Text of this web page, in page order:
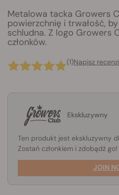
Metalowa tacka Growers
powierzchnię i trwałość,
schludna. Z logo Growers
członków.
(1)Napisz
Ekskluzywny
Ten produkt jest ekskluzywny
Zostań członkiem i zdobądź go!
JOIN